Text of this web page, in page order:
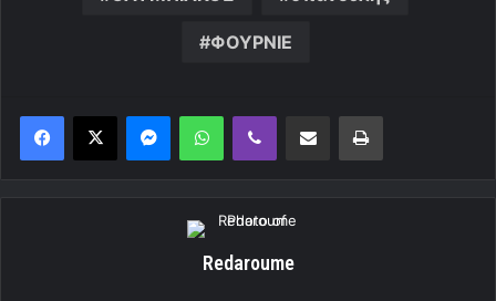
ΦΟΥΡΝΙΕ
MessengerWhatsAppViber Κοινοποίηση μέσω ηλεκτρονικού ταχυδρομείουΕκτύπωση
Redaroume